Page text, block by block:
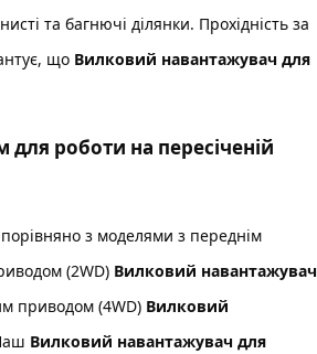
та багнючі ділянки. Прохідність за
що Вилковий навантажувач для
роботи на пересіченій
з моделями з переднім
(2WD) Вилковий навантажувач
приводом (4WD) Вилковий
Вилковий навантажувач для